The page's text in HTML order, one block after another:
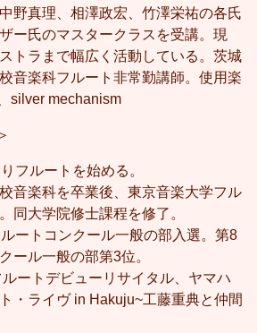
野真理、相澤政宏、竹澤栄祐の各氏
ー氏のマスタークラスを受講。現
トラまで幅広く活動している。茨城
音楽科フルート非常勤講師。使用楽
silver mechanism
＞
フルートを始める。
音楽科を卒業後、東京音楽大学フル
同大学院修士課程を修了。
ートコンクール一般の部入選。第8
ール一般の部第3位。
ートデビューリサイタル、ヤマハ
・ライヴ in Hakuju~工藤重典と仲間